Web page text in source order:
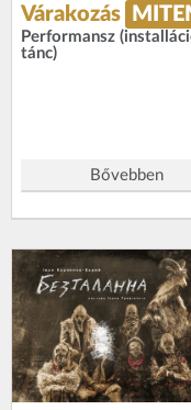
Várakozás
Performansz
tánc)
Bővebben